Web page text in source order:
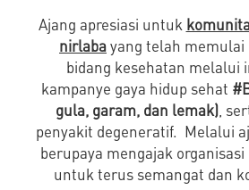
Ajang apresiasi untuk
nirlabayang telah memulai
bidang kesehatan melalui
kampanye gaya hidup sehat
gula, garam, dan lemak),
penyakit degeneratif. Melalui
berupaya mengajak
untuk terus semangat dan